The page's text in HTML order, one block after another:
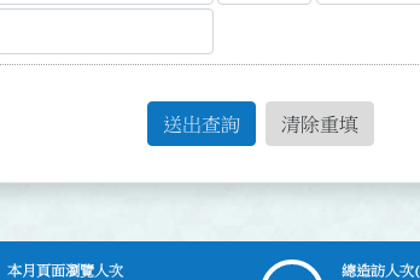
送出查詢 清除重填
本月頁面瀏覽人次 總造訪人次